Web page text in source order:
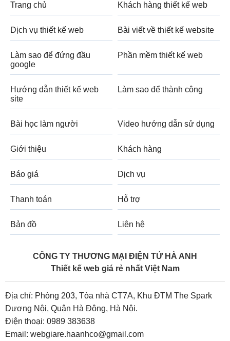
Trang chủ Khách hàng thiết kế web
Dịch vụ thiết kế web Bài viết về thiết kế website
Làm sao để đứng đầu
google
Phần mềm thiết kế web
Hướng dẫn thiết kế web
site
Làm sao để thành công
Bài học làm người Video hướng dẫn sử dụng
Giới thiệu Khách hàng
Báo giá Dịch vụ
Thanh toán Hỗ trợ
Bản đồ Liên hệ
CÔNG TY THƯƠNG MẠI ĐIỆN TỬ HÀ ANH
Thiết kế web giá rẻ nhất Việt Nam
Địa chỉ: Phòng 203, Tòa nhà CT7A, Khu ĐTM The Spark
Dương Nội, Quận Hà Đông, Hà Nội.
Điện thoại: 0989 383638
Email: webgiare.haanhco@gmail.com